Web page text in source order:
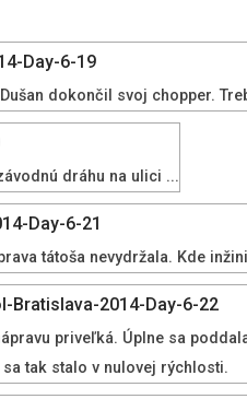
dokončil svoj chopper.
dráhu na ulici ...
tátoša nevydržala. Kde
priveľká. Úplne sa
tak stalo v nulovej rýchlosti.